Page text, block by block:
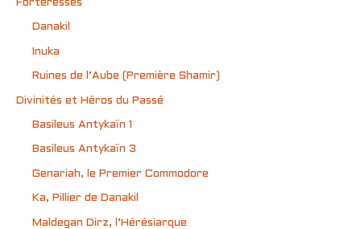
Forteresses
Danakil
Inuka
Ruines de l’Aube (Première Shamir)
Divinités et Héros du Passé
Basileus Antykaïn 1
Basileus Antykaïn 3
Genariah, le Premier Commodore
Ka, Pillier de Danakil
Maldegan Dirz, l’Hérésiarque